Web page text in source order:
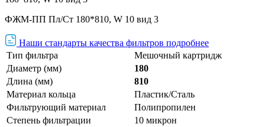
ФЖМ-ПП Пл/Ст 180*810, W 10 вид 3
Наши стандарты качества фильтров подробнее
Тип фильтра
Мешочный картридж
Диаметр (мм)
180
Длина (мм)
810
Материал кольца
Пластик/Сталь
Фильтрующий материал
Полипропилен
Степень фильтрации
10 микрон